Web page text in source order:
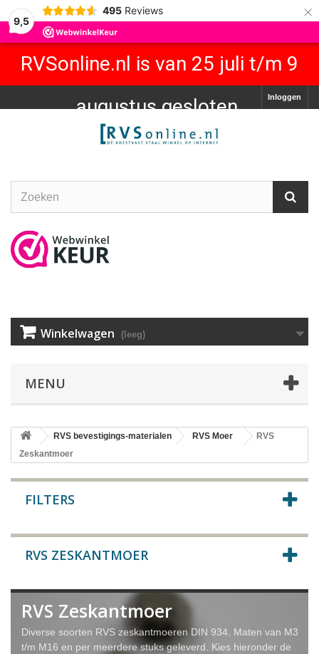
9,5
495 Reviews ×
RVSonline.nl is van 25 juli t/m 9
augustus gesloten.
Inloggen
Winkelwagen (leeg)
MENU
RVS bevestigings-materialen RVS Moer
RVS
Zeskantmoer
FILTERS
RVS ZESKANTMOER
RVS Zeskantmoer
Diverse soorten RVS zeskantmoeren DIN 934. Maten van M3
t/m M16 en per meerdere stuks geleverd. Kies hieronder de